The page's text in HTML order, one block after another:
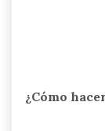
¿Cómo